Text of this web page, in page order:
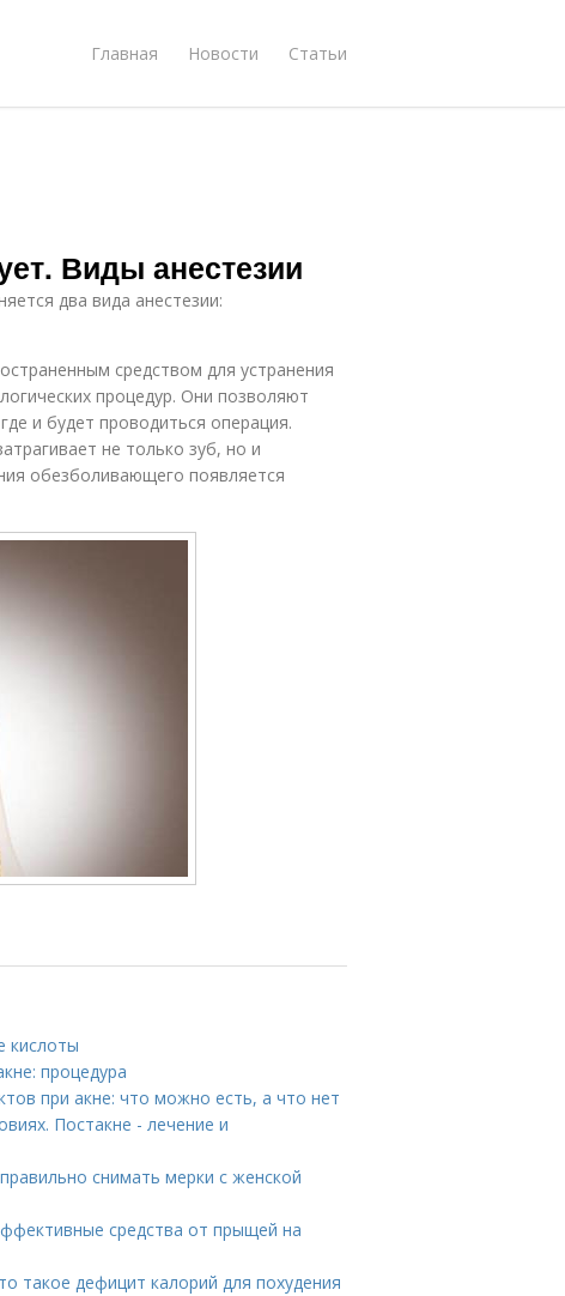
Главная Новости Статьи
Виды анестезии
два вида анестезии:
средством для устранения
процедур. Они позволяют
и будет проводиться операция.
не только зуб, но и
обезболивающего появляется
кислоты
процедура
при акне: что можно есть, а что нет
Постакне - лечение и
снимать мерки с женской
средства от прыщей на
такое дефицит калорий для похудения